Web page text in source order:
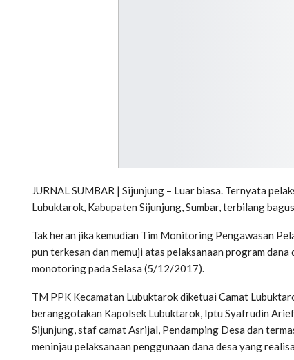
JURNAL SUMBAR | Sijunjung – Luar biasa. Ternyata
Lubuktarok, Kabupaten Sijunjung, Sumbar, terbilang
Tak heran jika kemudian Tim Monitoring Pengawasan
pun terkesan dan memuji atas pelaksanaan program
monotoring pada Selasa (5/12/2017).
TM PPK Kecamatan Lubuktarok diketuai Camat
beranggotakan Kapolsek Lubuktarok, Iptu Syafrudin
Sijunjung, staf camat Asrijal, Pendamping Desa dan
meninjau pelaksanaan penggunaan dana desa yang